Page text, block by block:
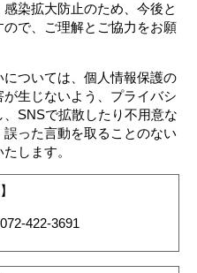
染拡大防止のため、今後と
で、ご理解とご協力をお願
ついては、個人情報保護の
生じないよう、プライバシ
SNSで拡散したり不用意な
った言動を取ることのない
します。
422-3691